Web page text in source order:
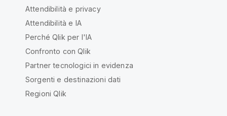
Attendibilità e privacy
Attendibilità e IA
Perché Qlik per l'IA
Confronto con Qlik
Partner tecnologici in evidenza
Sorgenti e destinazioni dati
Regioni Qlik